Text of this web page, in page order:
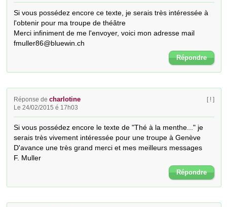
Si vous possédez encore ce texte, je serais très intéressée à
l'obtenir pour ma troupe de théâtre
Merci infiniment de me l'envoyer, voici mon adresse mail
fmuller86@bluewin.ch
Répondre
Réponse decharlotine
Le 24/02/2015 é 17h03
[ ! ]
Si vous possédez encore le texte de "Thé à la menthe..." je
serais très vivement intéressée pour une troupe à Genève
D'avance une très grand merci et mes meilleurs messages
F. Muller
Répondre